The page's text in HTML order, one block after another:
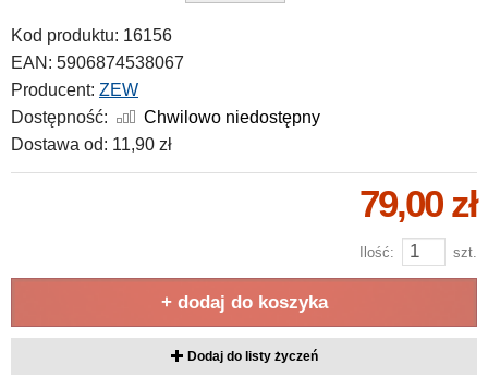
Kod produktu: 16156
EAN: 5906874538067
Producent: ZEW
Dostępność:
Chwilowo niedostępny
Dostawa od: 11,90 zł
79,00 zł
Ilość: szt.
+ dodaj do koszyka
Dodaj do listy życzeń